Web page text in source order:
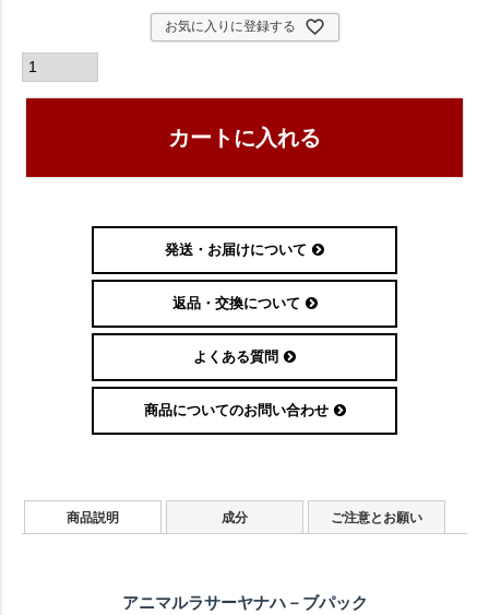
お気に入りに登録する
カートに入れる
発送・お届けについて
返品・交換について
よくある質問
商品についてのお問い合わせ
商品説明 成分 ご注意とお願い
アニマルラサーヤナハ－ブパック